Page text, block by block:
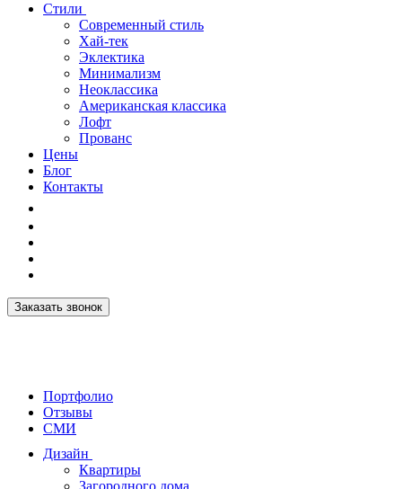
Стили
Современный стиль
Хай-тек
Эклектика
Минимализм
Неоклассика
Американская классика
Лофт
Прованс
Цены
Блог
Контакты
Заказать звонок
Портфолио
Отзывы
СМИ
Дизайн
Квартиры
Загородного дома